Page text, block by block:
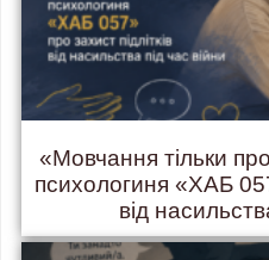
«Мовчання тільки
психологиня «ХАБ
від